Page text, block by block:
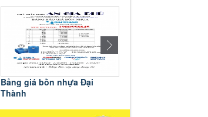
Bảng giá bồn nhựa Đại
Thành